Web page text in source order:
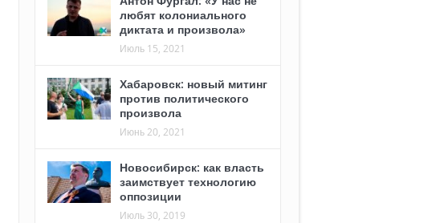
любят колониального
диктата и произвола»
Июль 15, 2021
Хабаровск: новый митинг
против политического
произвола
Июнь 20, 2021
Новосибирск: как власть
заимствует технологию
оппозиции
Июль 30, 2019